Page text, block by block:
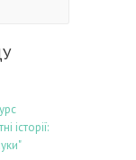
історії: